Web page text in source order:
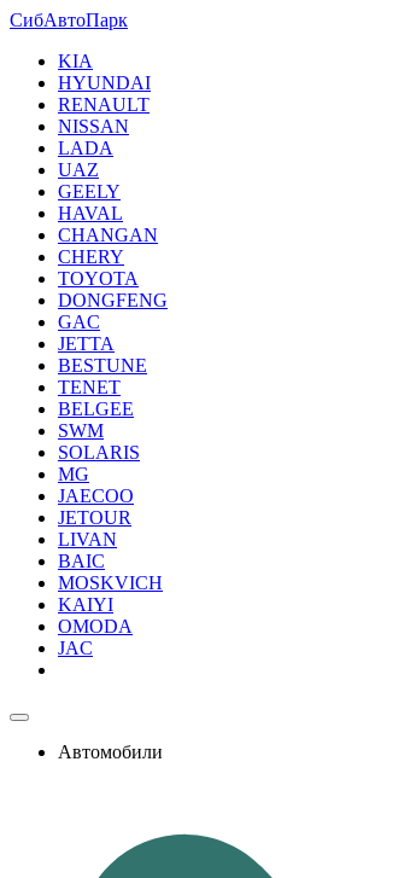
СибАвтоПарк
KIA
HYUNDAI
RENAULT
NISSAN
LADA
UAZ
GEELY
HAVAL
CHANGAN
CHERY
TOYOTA
DONGFENG
GAC
JETTA
BESTUNE
TENET
BELGEE
SWM
SOLARIS
MG
JAECOO
JETOUR
LIVAN
BAIC
MOSKVICH
KAIYI
OMODA
JAC
Автомобили